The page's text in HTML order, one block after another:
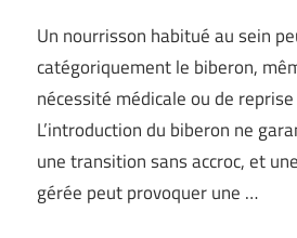
Un nourrisson habitué au sein
catégoriquement le biberon,
nécessité médicale ou de
L’introduction du biberon ne
une transition sans accroc, et
gérée peut provoquer une …